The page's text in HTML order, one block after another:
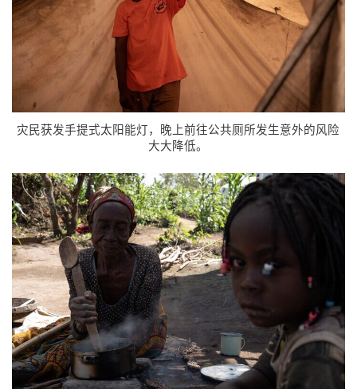
灾民获发手提式太阳能灯，晚上前往公共厕所发生意外的风险
大大降低。